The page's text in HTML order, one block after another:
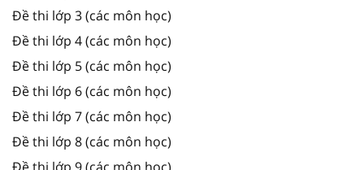
Đề thi lớp 3 (các môn học)
Đề thi lớp 4 (các môn học)
Đề thi lớp 5 (các môn học)
Đề thi lớp 6 (các môn học)
Đề thi lớp 7 (các môn học)
Đề thi lớp 8 (các môn học)